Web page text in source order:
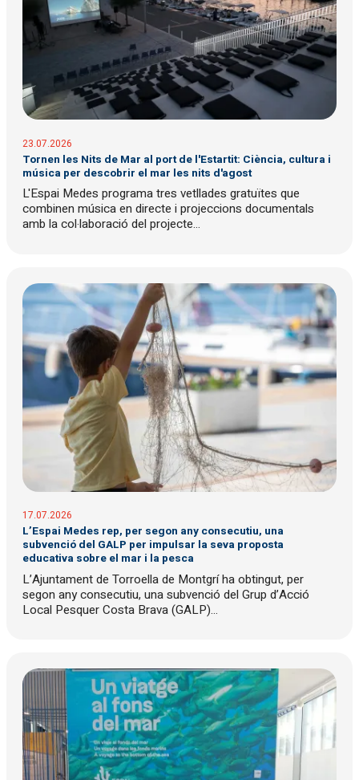
23.07.2026
Tornen les Nits de Mar al port de l'Estartit: Ciència, cultura i
música per descobrir el mar les nits d'agost
L'Espai Medes programa tres vetllades gratuïtes que
combinen música en directe i projeccions documentals
amb la col·laboració del projecte...
17.07.2026
L’Espai Medes rep, per segon any consecutiu, una
subvenció del GALP per impulsar la seva proposta
educativa sobre el mar i la pesca
L’Ajuntament de Torroella de Montgrí ha obtingut, per
segon any consecutiu, una subvenció del Grup d’Acció
Local Pesquer Costa Brava (GALP)...